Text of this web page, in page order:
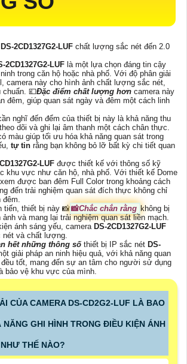
DS-2CD1327G2-LUF chất lượng sắc nét đến 2.0
2CD1327G2-LUF là một lựa chọn đáng tin cậy
trong căn hộ hoặc nhà phố. Với độ phân giải
camera này cho hình ảnh chất lượng sắc nét,
chuẩn. 💷Đặc điểm chất lượng hơn camera này
đêm, giúp quan sát ngày và đêm một cách linh
nghĩ đến đểm của thiết bị này là khả năng thu
dõi và ghi lại âm thanh một cách chân thực.
màu giúp tối ưu hóa khả năng quan sát trong
tự tin rằng bạn không bỏ lỡ bất kỳ chi tiết quan
LUF được thiết kế với thông số kỹ
khu vực như căn hộ, nhà phố. Với thiết kế Dome
được ban đêm Full Color trong khoảng cách
đến trải nghiệm quan sát đích thực không chỉ
đêm.
tiến, thiết bị này 📸📸Chắc chắn rằng không bị
và mang lại trải nghiệm quan sát liền mạch.
ánh sáng yếu, camera DS-2CD1327G2-LUF
nét và chất lượng.
hết những thông số thiết bị IP sắc nét DS-
giải pháp an ninh hiệu quả, với khả năng quan
tốt, mang đến sự an tâm cho người sử dụng
bảo vệ khu vực của mình.
CỦA CAMERA DS-CD2G2-LUF LÀ BAO
NĂNG GHI HÌNH TRONG ĐIỀU KIỆN ÁNH
THẾ NÀO?